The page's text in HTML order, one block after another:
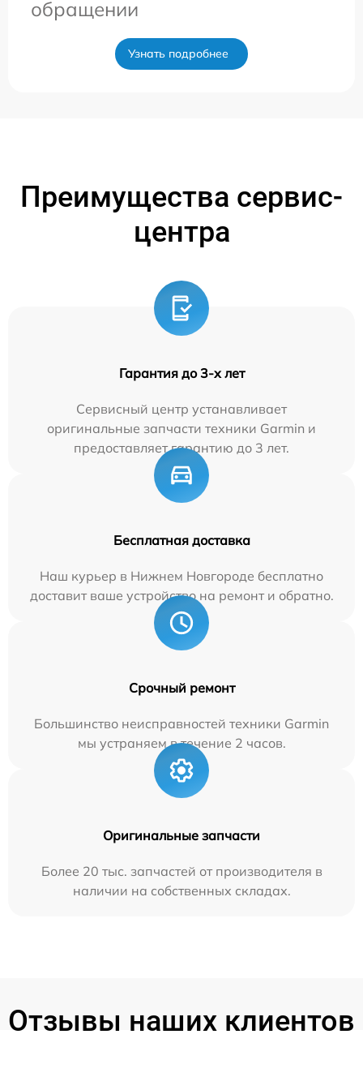
обращении
Узнать подробнее
Преимущества сервис-
центра
Гарантия до 3-х лет
Сервисный центр устанавливает
оригинальные запчасти техники Garmin и
предоставляет гарантию до 3 лет.
Бесплатная доставка
Наш курьер в Нижнем Новгороде бесплатно
доставит ваше устройство на ремонт и обратно.
Срочный ремонт
Большинство неисправностей техники Garmin
мы устраняем в течение 2 часов.
Оригинальные запчасти
Более 20 тыс. запчастей от производителя в
наличии на собственных складах.
Отзывы наших клиентов